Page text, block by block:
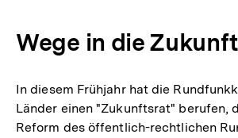
Wege in die Zukunft
In diesem Frühjahr hat die
Länder einen "Zukunftsrat" berufen,
Reform des öffentlich-rechtlichen